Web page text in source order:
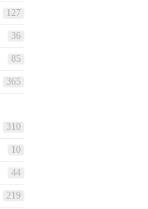
127
36
85
365
310
10
44
219